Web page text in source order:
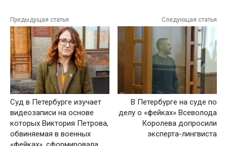
Предыдущая статья
Суд в Петербурге изучает
видеозаписи на основе
которых Виктория Петрова,
обвиняемая в военных
Следующая статья
В Петербурге на суде по
делу о «фейках» Всеволода
Королева допросили
эксперта-лингвиста